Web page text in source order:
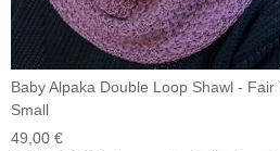
Baby Alpaka Double Loop Shawl -
Small
49,00 €